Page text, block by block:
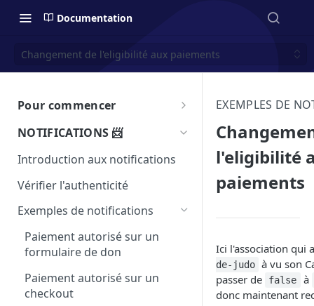
Documentation
Changement de l'eligibilité aux paiements
Pour commencer
Introduction à l'API de
HelloAsso ▶️
Tester votre intégration 🧪
Intégration en iframe
Accessibilité 🤝
Limite d'appels API
Pagination
SDK - Kits de développements
NOTIFICATIONS 📨
Introduction aux notifications
Vérifier l'authenticité
Exemples de notifications
Paiement autorisé sur un
formulaire de don
Paiement autorisé sur un
checkout
EXEMPLES DE
l'eligibilité
paiements
Ici l'association qui
de-judo à vu son
passer de
false
à
donc maintenant